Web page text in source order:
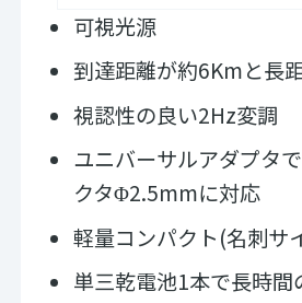
可視光源
到達距離が約6Kmと長
視認性の良い2Hz変調
ユニバーサルアダプタ
クタΦ2.5mmに対応
軽量コンパクト(名刺サ
単三乾電池1本で長時間